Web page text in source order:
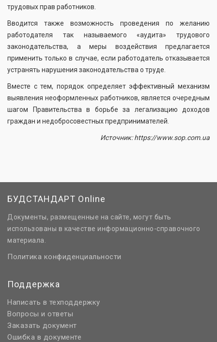
трудовых прав работников.
Вводится также возможность проведения по желанию
работодателя так называемого «аудита» трудового
законодательства, а меры воздействия предлагается
применить только в случае, если работодатель отказывается
устранять нарушения законодательства о труде.
Вместе с тем, порядок определяет эффективный механизм
выявления неоформленных работников, является очередным
шагом Правительства в борьбе за легализацию доходов
граждан и недобросовестных предпринимателей.
Источник: https://www.sop.com.ua
БУДСТАНДАРТ Online
Документы, размещенные на сайте, могут быть
использованы в качестве информационно-справочного
материала.
Политика конфиденциальности
Поддержка
Написать в техподдержку
Вопросы и ответы
Заказать документ
Ошибка в документе